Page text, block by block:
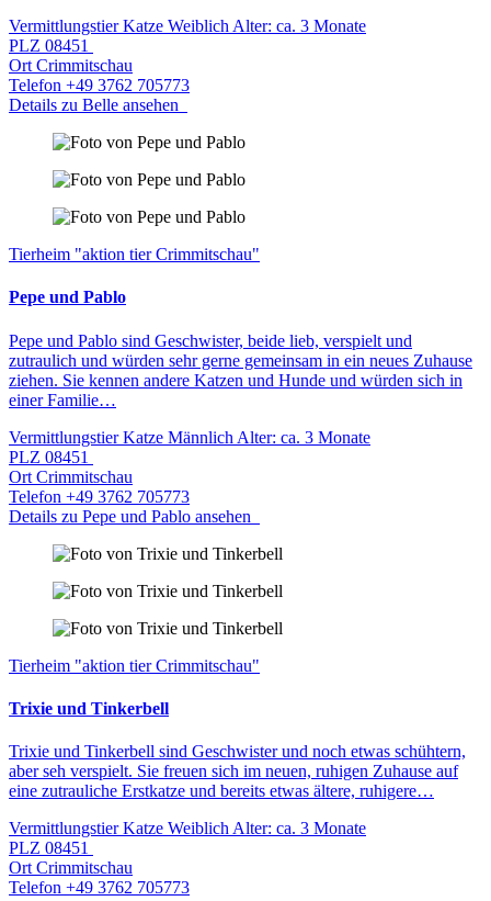
Vermittlungstier Katze Weiblich Alter: ca. 3 Monate
PLZ 08451
Ort Crimmitschau
Telefon +49 3762 705773
Details zu Belle ansehen
Tierheim "aktion tier Crimmitschau"
Pepe und Pablo
Pepe und Pablo sind Geschwister, beide lieb, verspielt und
zutraulich und würden sehr gerne gemeinsam in ein neues Zuhause
ziehen. Sie kennen andere Katzen und Hunde und würden sich in
einer Familie…
Vermittlungstier Katze Männlich Alter: ca. 3 Monate
PLZ 08451
Ort Crimmitschau
Telefon +49 3762 705773
Details zu Pepe und Pablo ansehen
Tierheim "aktion tier Crimmitschau"
Trixie und Tinkerbell
Trixie und Tinkerbell sind Geschwister und noch etwas schühtern,
aber seh verspielt. Sie freuen sich im neuen, ruhigen Zuhause auf
eine zutrauliche Erstkatze und bereits etwas ältere, ruhigere…
Vermittlungstier Katze Weiblich Alter: ca. 3 Monate
PLZ 08451
Ort Crimmitschau
Telefon +49 3762 705773